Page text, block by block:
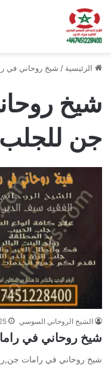
الرئيسية / شيخ روحاني في
شيخ
جن
الشيخ الروحاني السوسي
شيخ روحاني في
شيخ روحاني في رامات